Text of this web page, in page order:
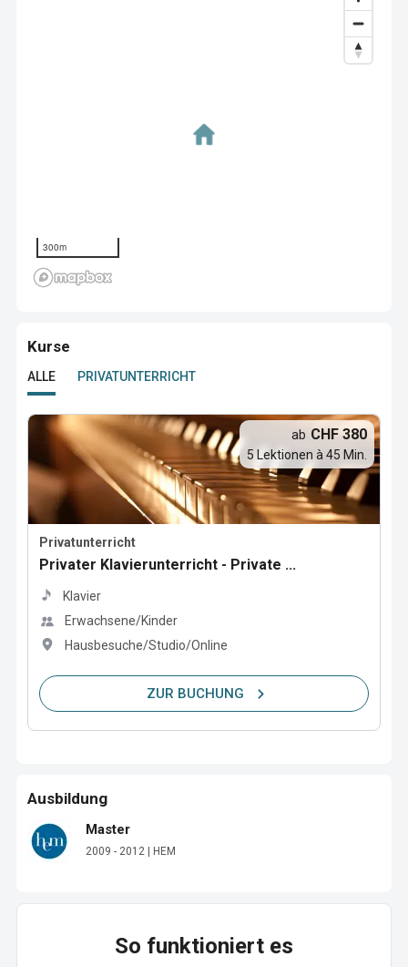
300m
Kurse
ALLE PRIVATUNTERRICHT
Privatunterricht
Privater Klavierunterricht - Private ...
Klavier
Erwachsene/Kinder
Hausbesuche/Studio/Online
ab CHF 380
5 Lektionen à 45 Min.
ZUR BUCHUNG
Ausbildung
Master
2009 - 2012 | HEM
So funktioniert es